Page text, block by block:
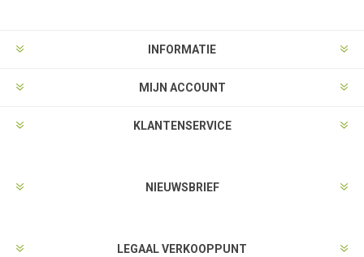
INFORMATIE
MIJN ACCOUNT
KLANTENSERVICE
NIEUWSBRIEF
LEGAAL VERKOOPPUNT